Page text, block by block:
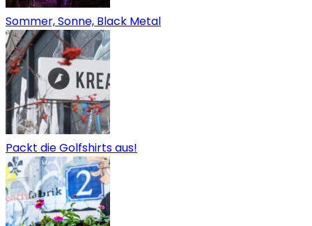
Sommer, Sonne, Black Metal
Packt die Golfshirts aus!